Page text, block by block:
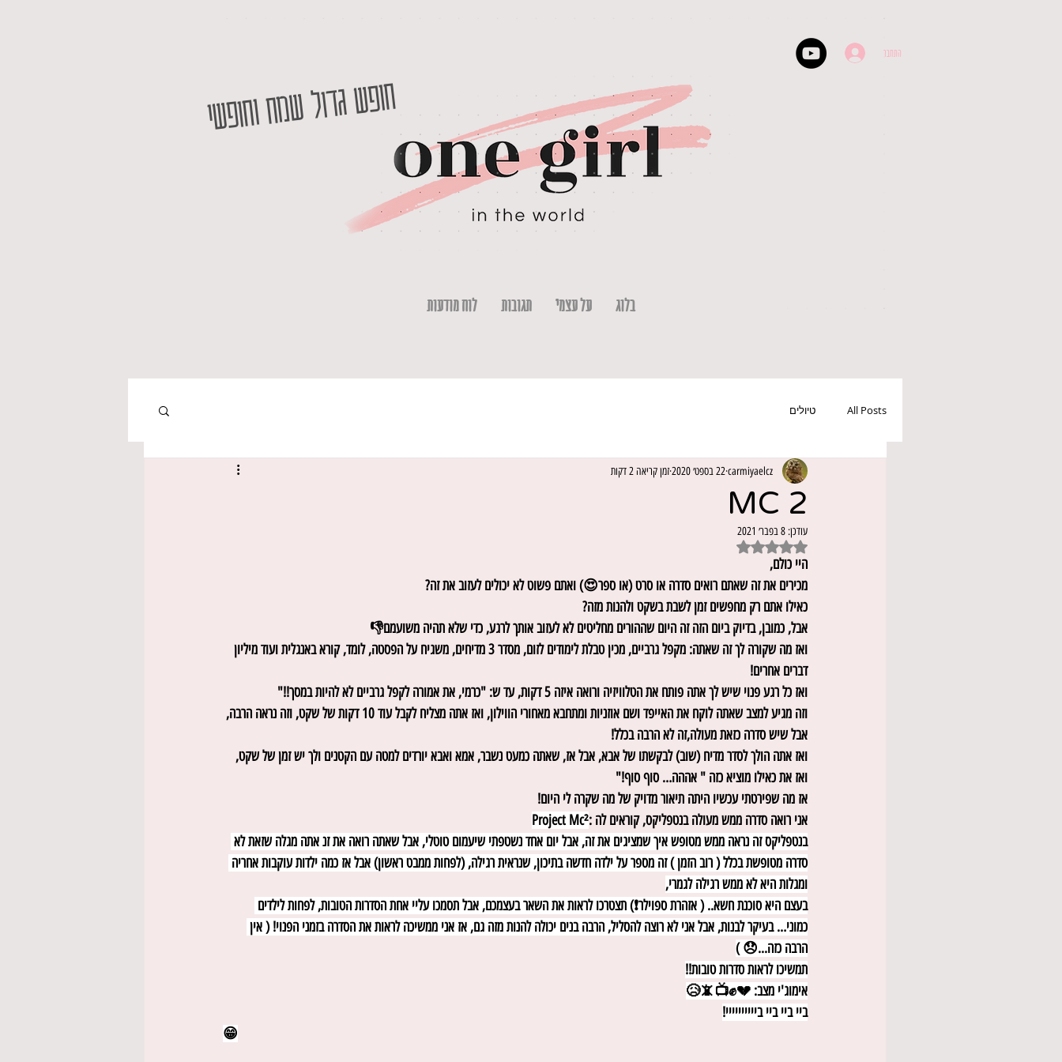
התחבר
חופש גדול שמח וחופשי
לוח מודעות תגובות על עצמי בלוג
All Posts טיולים
MC 2
carmiyaelcz22 בספט׳ 2020 זמן קריאה 2 דקות
עודכן: 8 בפבר׳ 2021
דירוג של NaN מתוך 5 כוכבים
היי כולם,
מכירים את זה שאתם רואים סדרה או סרט (או ספר😍) ואתם פשוט לא יכולים לעזוב את זה?
כאילו אתם רק מחפשים זמן לשבת בשקט ולהנות מזה?
אבל, כמובן, בדיוק ביום הזה זה היום שההורים מחליטים לא לעזוב אותך לרגע, כדי שלא תהיה משועמם👎
ואז מה שקורה לך זה שאתה: מקפל גרביים, מכין טבלת לימודים לזום, מסדר 3 מדיחים, משגיח על הפסטה, לומד, קורא באנגלית ועוד מיליון
דברים אחרים!
ואז כל רגע פנוי שיש לך אתה פותח את הטלוויזיה ורואה איזה 5 דקות, עד ש: "כרמי, את אמורה לקפל גרביים לא להיות במסך!!"
וזה מגיע למצב שאתה לוקח את האייפד ושם אוזניות ומתחבא מאחורי הווילון, ואז אתה מצליח לקבל עוד 10 דקות של שקט, וזה נראה הרבה,
אבל שיש סדרה כזאת מעולה,זה לא הרבה בכלל!
ואז אתה הולך לסדר מדיח (שוב) לבקשתו של אבא, אבל אז, שאתה כמעט נשבר, אמא ואבא יורדים למטה עם הקטנים ולך יש זמן של שקט,
ואז את כאילו מוציא כזה " אההה… סוף סוף!"
אז מה שפירטתי עכשיו היתה תיאור מדויק של מה שקרה לי היום!
אני רואה סדרה ממש מעולה בנטפליקס, קוראים לה :Project Mc²
בנטפליקס זה נראה ממש מטופש איך שמציגים את זה, אבל יום אחד נשטפתי שיעמום טוטלי, אבל שאתה רואה את זנ אתה מגלה שזאת לא
סדרה מטופשת בכלל ( רוב הזמן ) זה מספר על ילדה חדשה בתיכון, שנראית רגילה, (לפחות ממבט ראשון) אבל אז כמה ילדות עוקבות אחריה
ומגלות היא לא ממש רגילה לגמרי,
בעצם היא סוכנת חשא.. ( אזהרת ספוילר❗) תצטרכו לראות את השאר בעצמכם, אבל תסמכו עליי אחת הסדרות הטובות, לפחות לילדים
כמוני… בעיקר לבנות, אבל אני לא רוצה להסליל, הרבה בנים יכולה להנות מזה גם, אז אני ממשיכה לראות את הסדרה בזמני הפנוי! ( אין
הרבה כזה...😞 )
תמשיכו לראות סדרות טובות!!
אימוג'י מצב: 💔✊📺📵😥
ביי ביי ביי ביייייייייי!
😁